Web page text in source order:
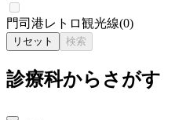
門司港レトロ観光線(0)
リセット 検索
診療科からさがす